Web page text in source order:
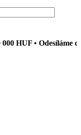
HUF • Odesíláme do